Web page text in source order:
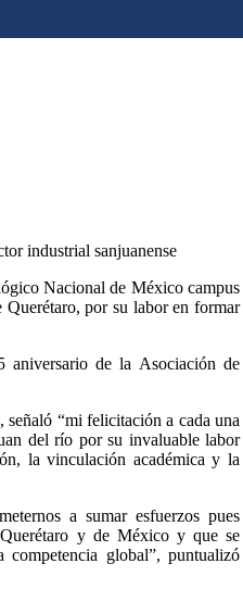
industrial sanjuanense
Nacional de México campus
por su labor en formar
de la Asociación de
“mi felicitación a cada una
del río por su invaluable labor
la vinculación académica y la
a sumar esfuerzos pues
y de México y que se
global”, puntualizó